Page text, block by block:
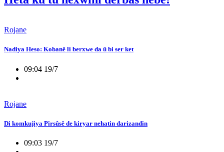
Rojane
Nadiya Heso: Kobanê li berxwe da û bi ser ket
09:04 19/7
Rojane
Di komkujiya Pirsûsê de kiryar nehatin darizandin
09:03 19/7